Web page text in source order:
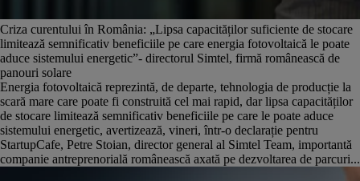
Criza curentului în România: „Lipsa capacităților suficiente de stocare
limitează semnificativ beneficiile pe care energia fotovoltaică le poate
aduce sistemului energetic”- directorul Simtel, firmă românească de
panouri solare
Energia fotovoltaică reprezintă, de departe, tehnologia de producție la
scară mare care poate fi construită cel mai rapid, dar lipsa capacităților
de stocare limitează semnificativ beneficiile pe care le poate aduce
sistemului energetic, avertizează, vineri, într-o declarație pentru
StartupCafe, Petre Stoian, director general al Simtel Team, importantă
companie antreprenorială românească axată pe dezvoltarea de parcuri...